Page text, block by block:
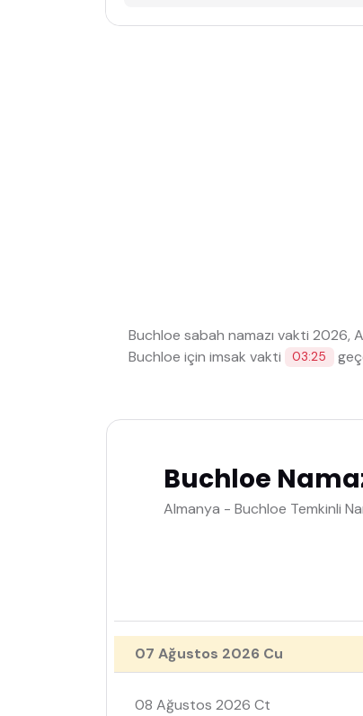
Buchloe sabah namazı vakti 2026,
Buchloe için imsak vakti
03:25
Buchloe
Almanya - Buchloe Temkinli
07 Ağustos 2026 Cu
08 Ağustos 2026 Ct